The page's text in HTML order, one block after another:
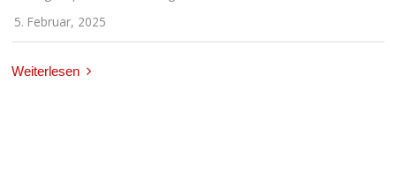
5. Februar, 2025
Weiterlesen